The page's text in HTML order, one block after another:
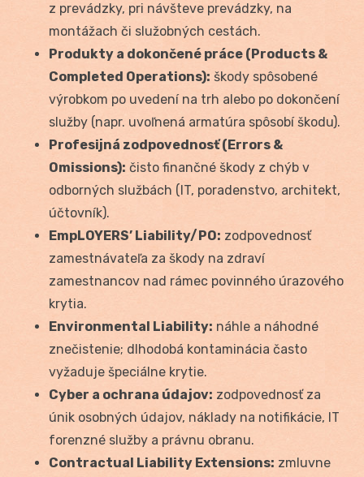
z prevádzky, pri návšteve prevádzky, na
montážach či služobných cestách.
Produkty a dokončené práce (Products &
Completed Operations): škody spôsobené
výrobkom po uvedení na trh alebo po dokončení
služby (napr. uvoľnená armatúra spôsobí škodu).
Profesijná zodpovednosť (Errors &
Omissions): čisto finančné škody z chýb v
odborných službách (IT, poradenstvo, architekt,
účtovník).
EmpLOYERS’ Liability/PO: zodpovednosť
zamestnávateľa za škody na zdraví
zamestnancov nad rámec povinného úrazového
krytia.
Environmental Liability: náhle a náhodné
znečistenie; dlhodobá kontaminácia často
vyžaduje špeciálne krytie.
Cyber a ochrana údajov: zodpovednosť za
únik osobných údajov, náklady na notifikácie, IT
forenzné služby a právnu obranu.
Contractual Liability Extensions: zmluvne